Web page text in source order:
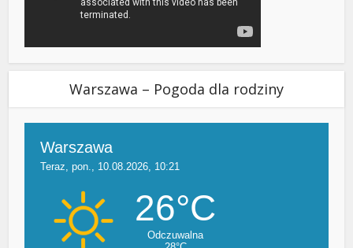
Warszawa – Pogoda dla rodziny